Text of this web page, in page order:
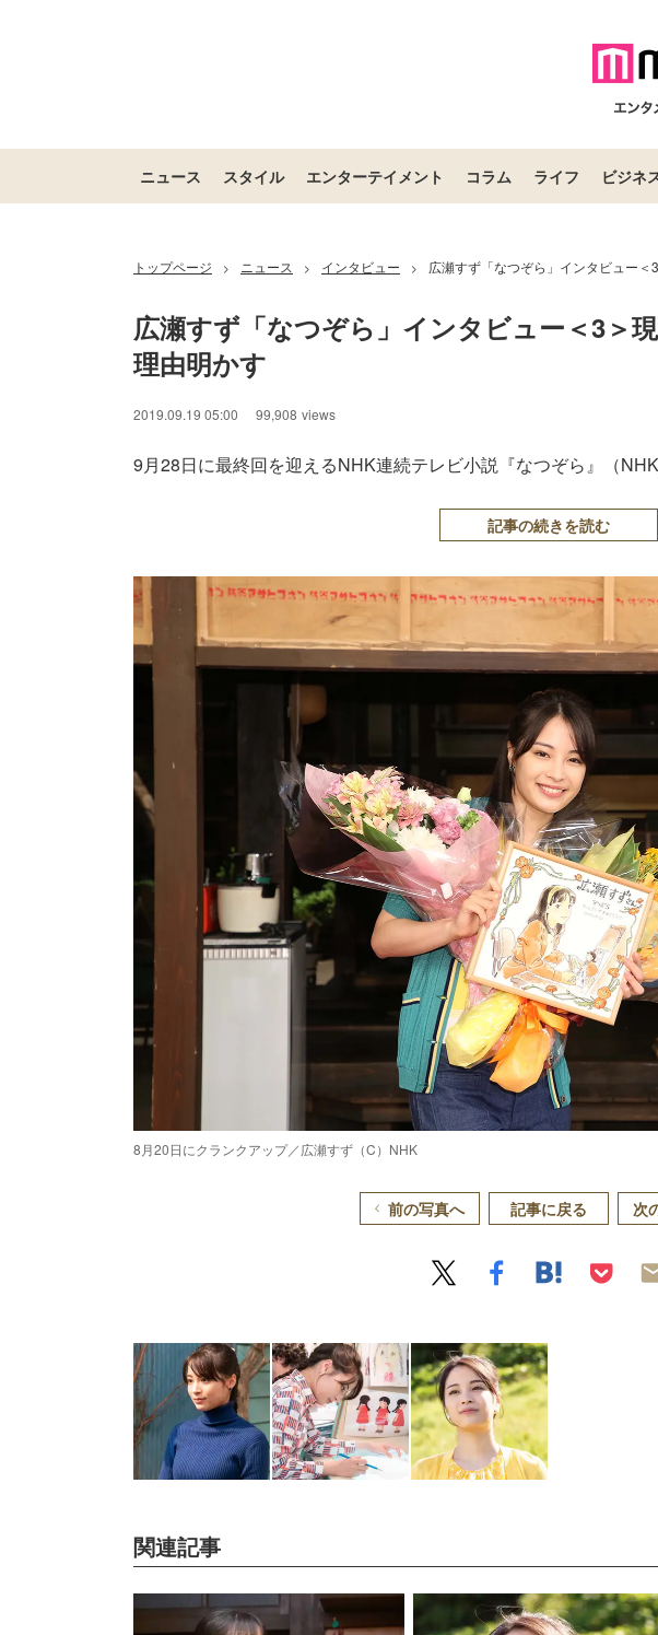
ニュース スタイル エンターテイメント コラム ライフ ビジネ
トップページ > ニュース > インタビュー > 広瀬すず「なつぞら」インタビュー
広瀬すず「なつぞら」インタビュー＜3＞
理由明かす
2019.09.19 05:00 99,908 views
9月28日に最終回を迎えるNHK連続テレビ小説『なつぞら』（
記事の続きを読む
8月20日にクランクアップ／広瀬すず（C）NHK
前の写真へ 記事に戻る 次
関連記事